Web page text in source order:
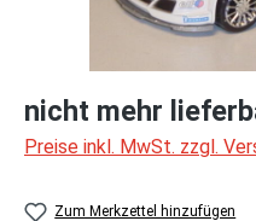
nicht mehr
Preise inkl. MwSt. zzgl.
Zum Merkzettel hinzufügen